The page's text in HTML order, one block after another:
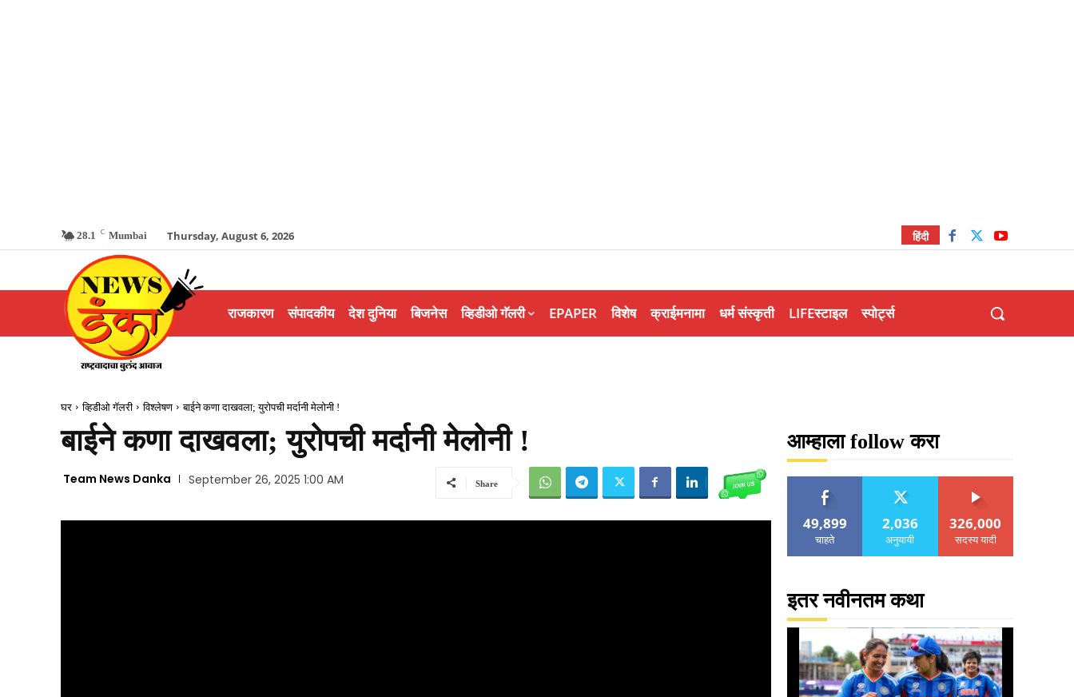
28.1 C Mumbai Thursday, August 6, 2026 हिंदी
राजकारण संपादकीय देश दुनिया बिजनेस व्हिडीओ गॅलरी EPAPER विशेष क्राईमनामा धर्म संस्कृती LIFEस्टाइल स्पोर्ट्स
घर व्हिडीओ गॅलरी विश्लेषण बाईने कणा दाखवला; युरोपची मर्दानी मेलोनी !
बाईने कणा दाखवला; युरोपची मर्दानी मेलोनी !
Team News Danka September 26, 2025 1:00 AM Share
आम्हाला follow करा
49,899
चाहते
2,036
अनुयायी
326,000
सदस्य यादी
इतर नवीनतम कथा